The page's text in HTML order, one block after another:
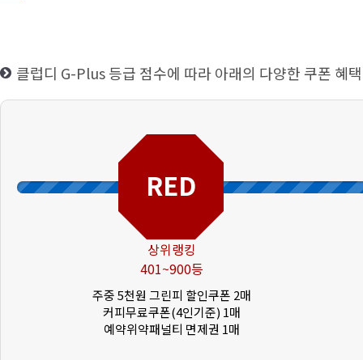
클럽디 G-Plus 등급 점수에 따라 아래의 다양한 쿠폰 혜
RED
상위랭킹
401~900등
주중 5천원 그린피 할인쿠폰 2매
커피무료쿠폰(4인기준) 1매
예약위약패널티 면제권 1매